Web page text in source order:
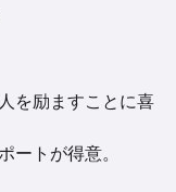
を励ますことに喜
ートが得意。